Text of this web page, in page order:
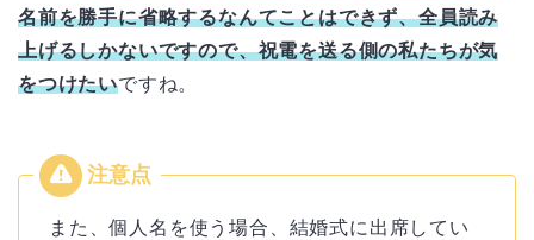
名前を勝手に省略するなんてことはできず、全員読み
上げるしかないですので、祝電を送る側の私たちが気
をつけたいですね。
また、個人名を使う場合、結婚式に出席してい